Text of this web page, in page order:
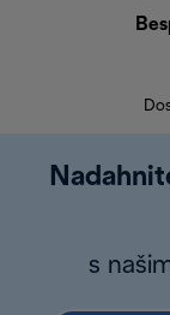
s